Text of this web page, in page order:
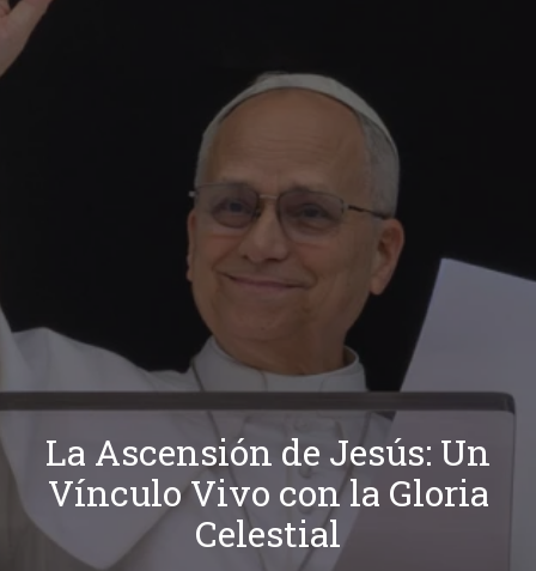
La Ascensión de Jesús: Un
Vínculo Vivo con la Gloria
Celestial